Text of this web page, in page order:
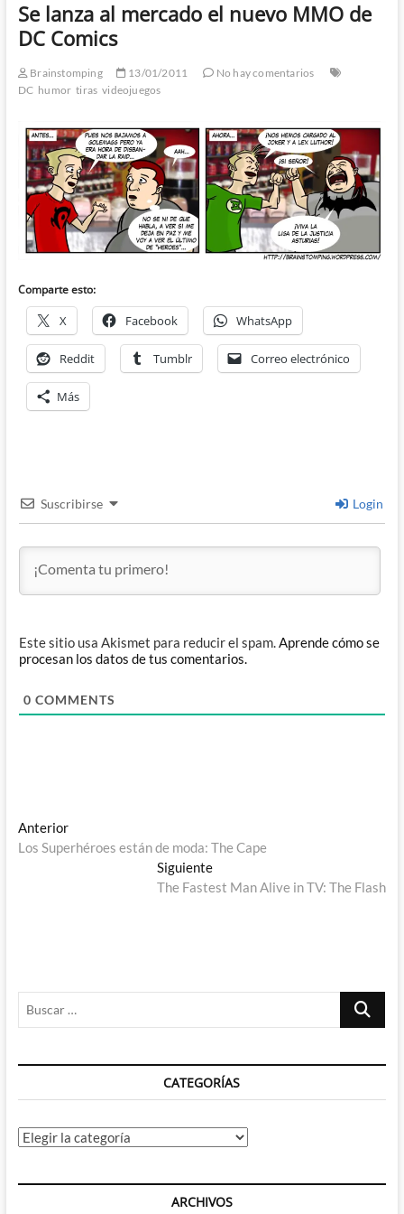
Se lanza al mercado el nuevo MMO de
DC Comics
Brainstomping 13/01/2011
No hay comentarios
DC humor tiras videojuegos
Comparte esto:
X Facebook WhatsApp
Reddit Tumblr Correo electrónico
Más
Suscribirse Login
Este sitio usa Akismet para reducir el spam.Aprende cómo se
procesan los datos de tus comentarios.
0 COMMENTS
Navegación
de
AnteriorEntrada
anterior:
Los Superhéroes están de moda: The Cape
SiguienteEntrada
siguiente:
The Fastest Man Alive in TV: The Flash
Buscar
CATEGORÍAS
Categorías
ARCHIVOS